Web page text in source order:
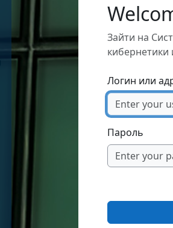
Зайти на
кибернетики
Логин или
Пароль